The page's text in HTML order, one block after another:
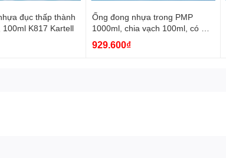
đục thấp thành
100ml K817 Kartell
Ống đong nhựa trong PMP
1000ml, chia vạch 100ml, có mỏ
K1576 Kartell
929.600₫